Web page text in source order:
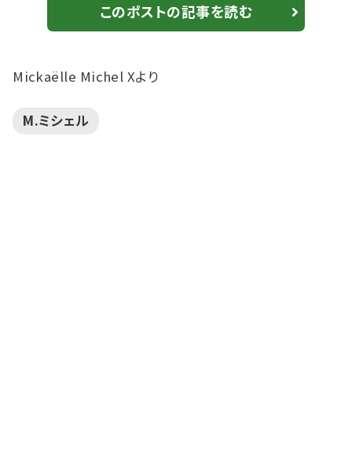
このポストの記事を読む
Mickaëlle Michel Xより
M.ミシェル